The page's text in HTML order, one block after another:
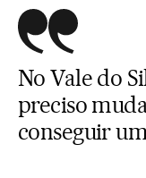
No Vale do
preciso
conseguir